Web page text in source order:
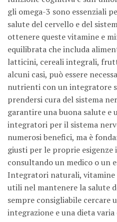
gli omega-3 sono essenziali
salute del cervello e del
ottenere queste vitamine e
equilibrata che includa
latticini, cereali integrali,
alcuni casi, può essere
nutrienti con un integratore
prendersi cura del sistema
garantire una buona salute e
integratori per il sistema
numerosi benefici, ma è
giusti per le proprie
consultando un medico o un
Integratori naturali, vitamine
utili nel mantenere la salute
sempre consigliabile cercare
integrazione e una dieta